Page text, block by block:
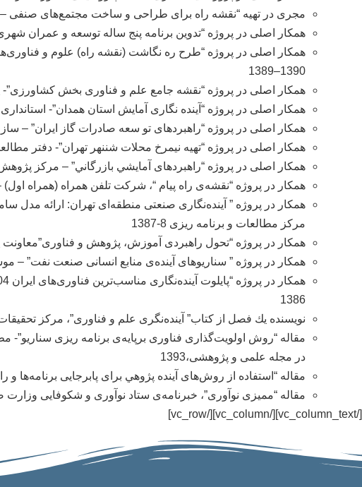
مجری در تهیه “نقشه راه برای طراحی و ساخت مجتمع‌های صنفی –
همکار اصلی در پروژه “تدوین برنامه پنج ساله توسعه و عمران شهری
همکار اصلی در پروژه “طرح ره نگاشت (نقشه راه) علوم و
1390–1389
همکار اصلی در پروژه “نقشه جامع علم و فناوری بخش
همکار اصلی در پروژه “آینده‌ نگاری آمایش استان همدان”- استانداری
همکار اصلی در پروژه “راهبردهای تو سعه صادرات گاز ایران” –
همکار اصلی در پروژه “تهيه نيمرخ محلات شننهر تهران”- دفتر
همکار اصلی در پروژه “راهبردهای آمایشي بازرگاني” – مرکز پژوهش های
همکار در پروژه “نقشه‌ی راه پيام “، شرکت تلفن همراه (همراه اول) – 1387-8 وظایف اصلی: تجزیه و تحلیل رفتار مشتری‌های همراه اول ساکن
همکار در پروژه ” آینده‌نگاری صنعتی منطقه‌ای تهران: ارائه مدل
مرکز مطالعات و برنامه ریزی 8-1387
همکار در پروژه “تحول راهبردی آموزش، پژوهش و فناوری”معاونت
همکار در پروژه ” سناریوهای آینده‌ی منابع انسانی صنعت نفت” –
1386
نویسنده یك فصل از کتاب” آینده‌نگری علم و فناوری”، مرکز
مقاله “روش اولویت‌گذاری فناوری برپایه‌ی برنامه ریزی
در مجله علمی و پژوهشی،1393
مقاله “استفاده از روش‌های آینده پژوهي برای پابرجایی برنامه‌ها
مقاله “مميزی نوآوری”، خبرنامه‌ی ستاد نوآوری و شکوفایی وزارت صنایع
[/vc_column_text][/vc_column][/vc_row]